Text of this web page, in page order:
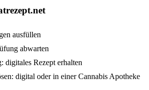
ausfüllen
abwarten
digitales Rezept erhalten
digital oder in einer Cannabis Apotheke